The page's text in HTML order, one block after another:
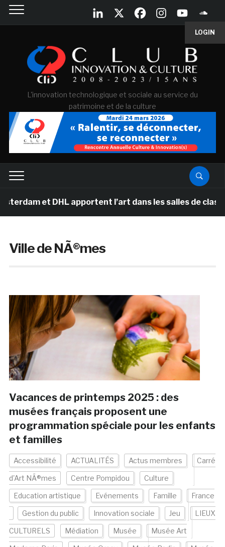
LOGIN
L'innovation technologique et sociale au service du
patrimoine et de la culture
DHL apportent l’art dans les salles de classe des
Ville de NÃ®mes
Vacances de printemps 2025 : des
musées français proposent une
programmation spéciale pour les enfants
et familles
Accessibilité ACTUALITÉS Actus membres Carré
d'Art NÃ®mes Centre Pompidou Culture
Education artistique Evénements Famille France
Gestion du public Innovation sociale Jeu LIEUX
CULTURELS Médiation Musée Musée Art